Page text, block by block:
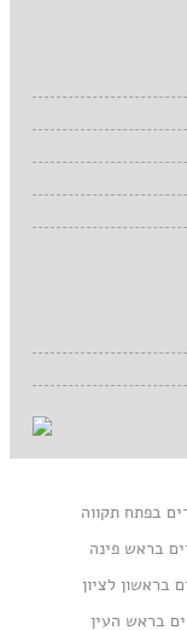
בפתח תקווה
בראש פינה
בראשון לציון
בראש העין